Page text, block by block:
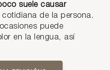
suele causar
de la persona.
puede
en la lengua, así